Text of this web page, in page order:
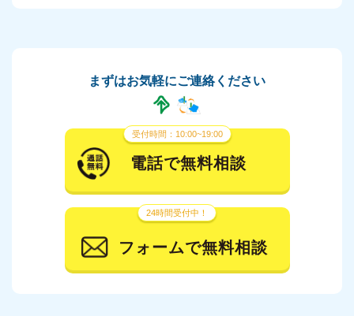
まずはお気軽にご連絡ください
受付時間：10:00~19:00
電話で無料相談
24時間受付中！
フォームで無料相談